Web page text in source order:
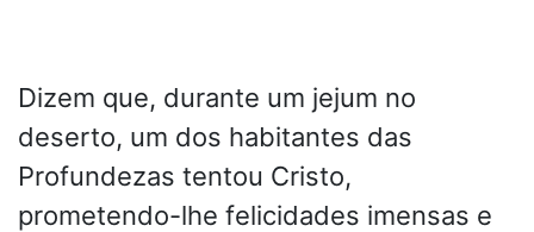
Dizem que, durante um jejum no
deserto, um dos habitantes das
Profundezas tentou Cristo,
prometendo-lhe felicidades imensas e